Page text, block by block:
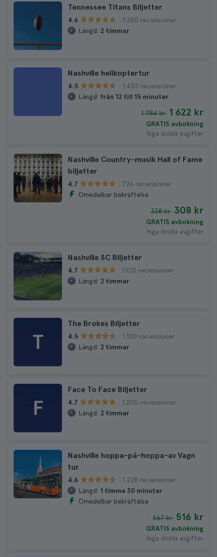
Tennessee Titans Biljetter
4.6
1.350 recensioner
Längd: 2 timmar
Nashville helikoptertur
4.5
1.453 recensioner
Längd: från 12 till 15 minuter
1 784 kr 1 622 kr
GRATIS avbokning
Inga dolda avgifter
Nashville Country-musik Hall of Fame
biljetter
4.7
726 recensioner
Omedelbar bekräftelse
338 kr 308 kr
GRATIS avbokning
Inga dolda avgifter
Nashville SC Biljetter
4.7
1.120 recensioner
Längd: 2 timmar
T
The Brokes Biljetter
4.5
1.510 recensioner
Längd: 2 timmar
F
Face To Face Biljetter
4.7
1.200 recensioner
Längd: 2 timmar
Nashville hoppa-på-hoppa-av Vagn
tur
4.6
1.228 recensioner
Längd: 1 timme 30 minuter
Omedelbar bekräftelse
567 kr 516 kr
GRATIS avbokning
Inga dolda avgifter